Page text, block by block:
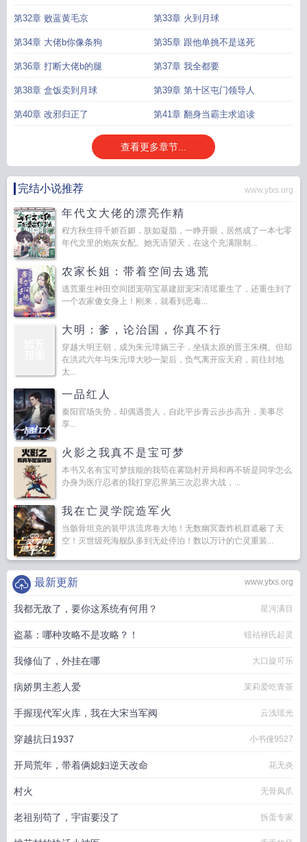
第32章 败蓝黄毛京 第33章 火到月球
第34章 大佬b你像条狗 第35章 跟他单挑不是送死
第36章 打断大佬b的腿 第37章 我全都要
第38章 盒饭卖到月球 第39章 第十区屯门领导人
第40章 改邪归正了 第41章 翻身当霸主求追读
查看更多章节...
完结小说推荐 www.ytxs.org
年代文大佬的漂亮作精
程方秋生得千娇百媚，肤如凝脂，一睁开眼，居然成了一本七零
年代文里的炮灰女配。她无语望天，在这个充满限制...
农家长姐：带着空间去逃荒
逃荒重生种田空间团宠萌宝基建甜宠宋清瑶重生了，还重生到了
一个农家傻女身上！刚来，就看到恶毒...
大明：爹，论治国，你真不行
穿越大明王朝，成为朱元璋嫡三子，坐镇太原的晋王朱棡。但却
在洪武六年与朱元璋大吵一架后，负气离开应天府，前往封地
太...
一品红人
秦阳官场失势，却偶遇贵人，自此平步青云步步高升，美事尽
享...
火影之我真不是宝可梦
本书又名有宝可梦技能的我苟在雾隐村开局和再不斩是同学怎么
办身为医疗忍者的我打穿忍界第三次忍界大战，...
我在亡灵学院造军火
当骸骨坦克的装甲洪流席卷大地！无数幽冥轰炸机群遮蔽了天
空！灭世级死海舰队多到无处停泊！数以万计的亡灵重装...
www.ytxs.org
最新更新
我都无敌了，要你这系统有何用？ 星河满目
盗墓：哪种攻略不是攻略？！ 钮祜禄氏起灵
我修仙了，外挂在哪 大口旋可乐
病娇男主惹人爱 茉莉爱吃青茶
手握现代军火库，我在大宋当军阀 云浅瑶光
穿越抗日1937 小书僮9527
开局荒年，带着俩媳妇逆天改命 花无炎
村火 无骨凤爪
老祖别苟了，宇宙要没了 拆蛋专家